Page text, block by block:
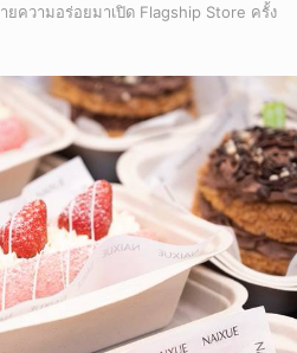
ยความอร่อยมาเปิด Flagship Store ครั้ง